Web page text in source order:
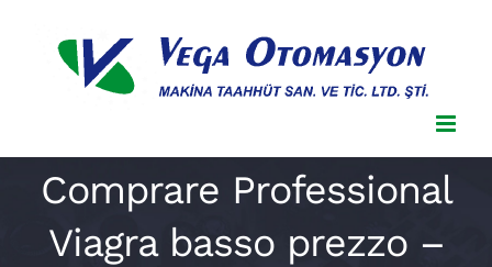
Comprare Professional
Viagra basso prezzo –